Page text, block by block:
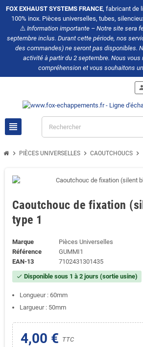
FOX EXHAUST SYSTEMS FRANCE, fabricant de
100% inox. Pièces universelles, tubes,
⚠️Information importante – Notre site sera
septembre inclus. Durant cette période, nos
des commandes) ne seront pas disponibles.
activité à partir du 2 septembre. Nous vous
compréhension et vous souhaitons
view_headline
chevron_right PIÈCES UNIVERSELLES chevron_right CAOUTCHOUCS chevron_right
Caoutchouc de fixation
type 1
Marque
Pièces Universelles
Référence
GUMMI1
EAN-13
7102431301435
check Disponible sous 1 à 2 jours (sortie usine)
Longueur : 60mm
Largueur : 50mm
4,00 € TTC